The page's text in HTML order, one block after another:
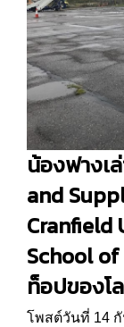
น้องฟางเ
and
Cranfield
School
ท็อปของโ
โพสต์วันที่ 14